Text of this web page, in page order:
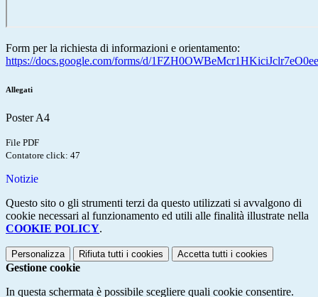
Form per la richiesta di informazioni e orientamento:
https://docs.google.com/forms/d/
Allegati
Poster A4
File PDF
Contatore click: 47
Notizie
Questo sito o gli strumenti terzi da questo utilizzati si avvalgono di
cookie necessari al funzionamento ed utili alle finalità illustrate nella
COOKIE POLICY.
Personalizza Rifiuta tutti i cookies Accetta tutti i cookies
Gestione cookie
In questa schermata è possibile scegliere quali cookie consentire.